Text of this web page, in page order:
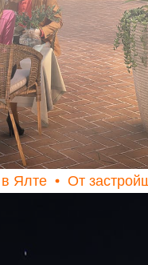
От застройщика